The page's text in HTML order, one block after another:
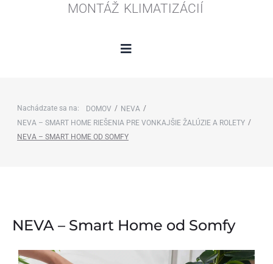
MONTÁŽ KLIMATIZÁCIÍ
Nachádzate sa na: DOMOV / NEVA /
NEVA – SMART HOME RIEŠENIA PRE VONKAJŠIE ŽALÚZIE A ROLETY /
NEVA – SMART HOME OD SOMFY
NEVA – Smart Home od Somfy